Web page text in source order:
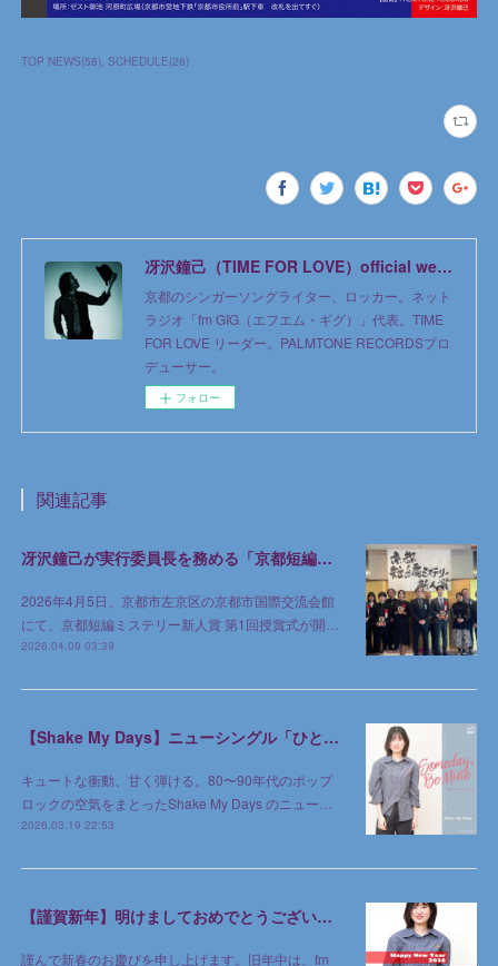
TOP NEWS(58) SCHEDULE(26)
冴沢鐘己（TIME FOR LOVE）official web site
京都のシンガーソングライター、ロッカー。ネット
ラジオ「fm GIG（エフエム・ギグ）」代表。TIME
FOR LOVE リーダー。PALMTONE RECORDSプロ
デューサー。
フォロー
関連記事
冴沢鐘己が実行委員長を務める「京都短編ミステリー新人賞」第1回授賞式が京都で開催
2026年4月5日、京都市左京区の京都市国際交流会館
にて、京都短編ミステリー新人賞 第1回授賞式が開…
2026.04.09 03:39
【Shake My Days】ニューシングル「ひとりじめのゆめ」2026年3月18日 デジタルリリース
キュートな衝動、甘く弾ける。80〜90年代のポップ
ロックの空気をまとったShake My Days のニュー…
2026.03.19 22:53
【謹賀新年】明けましておめでとうございます
謹んで新春のお慶びを申し上げます。旧年中は、fm